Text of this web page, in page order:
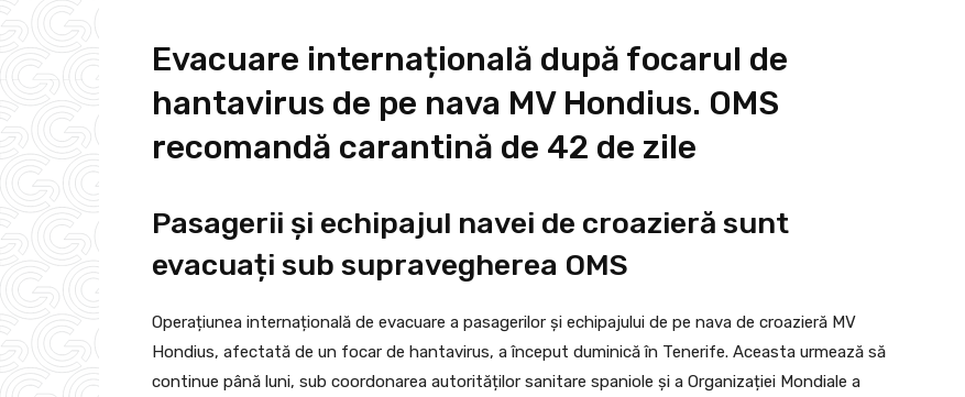
Evacuare internațională după focarul de
hantavirus de pe nava MV Hondius. OMS
recomandă carantină de 42 de zile
Pasagerii și echipajul navei de croazieră sunt
evacuați sub supravegherea OMS
Operațiunea internațională de evacuare a pasagerilor și echipajului de pe nava de croazieră MV
Hondius, afectată de un focar de hantavirus, a început duminică în Tenerife. Aceasta urmează să
continue până luni, sub coordonarea autorităților sanitare spaniole și a Organizației Mondiale a